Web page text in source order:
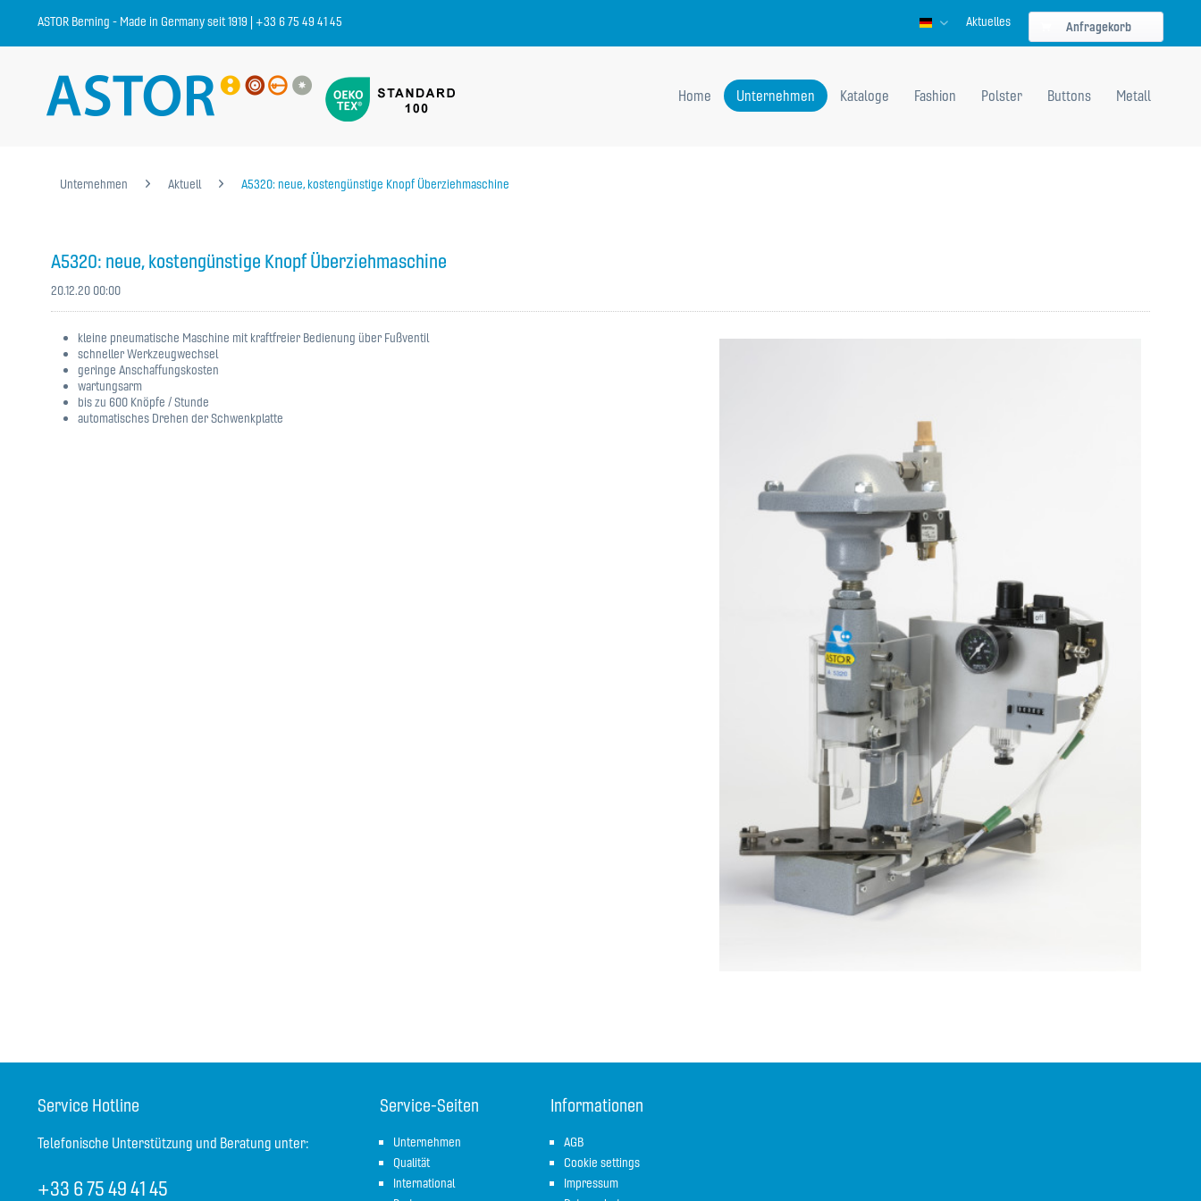
ASTOR Berning - Made in Germany seit 1919 | +33 6 75 49 41 45 DeutschAktuelles Anfragekorb
Home Unternehmen Kataloge Fashion Polster Buttons Metall
Unternehmen Aktuell A5320: neue, kostengünstige Knopf Überziehmaschine
A5320: neue, kostengünstige Knopf Überziehmaschine
20.12.20 00:00
kleine pneumatische Maschine mit kraftfreier Bedienung über Fußventil
schneller Werkzeugwechsel
geringe Anschaffungskosten
wartungsarm
bis zu 600 Knöpfe / Stunde
automatisches Drehen der Schwenkplatte
Service Hotline
Telefonische Unterstützung und Beratung unter:
+33 6 75 49 41 45
Service-Seiten
Unternehmen
Qualität
International
Informationen
AGB
Cookie settings
Impressum